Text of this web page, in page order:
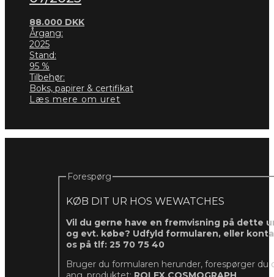
88.000 DKK
Årgang:
2025
Stand:
95 %
Tilbehør:
Boks, papirer & certifikat
Læs mere om uret
Forespørg
KØB DIT UR HOS WEWATCHES
Vil du gerne have en fremvisning på dette
og evt. købe? Udfyld formularen, eller
os på tlf: 25 70 75 40
Bruger du formularen herunder, forespørger du